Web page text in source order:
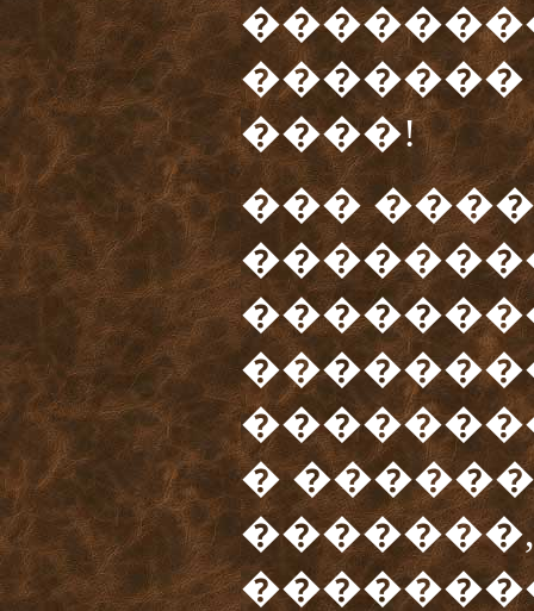
�������
����!
���
�
�������,